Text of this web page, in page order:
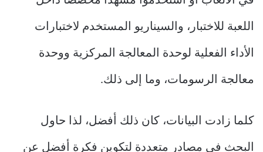
اللعبة للاختبار، والسيناريو المستخدم لاختبارات
الأداء الفعلية لوحدة المعالجة المركزية ووحدة
معالجة الرسومات، وما إلى ذلك.
كلما زادت البيانات، كان ذلك أفضل، لذا حاول
البحث في مصادر متعددة لتكوين فكرة أفضل عن